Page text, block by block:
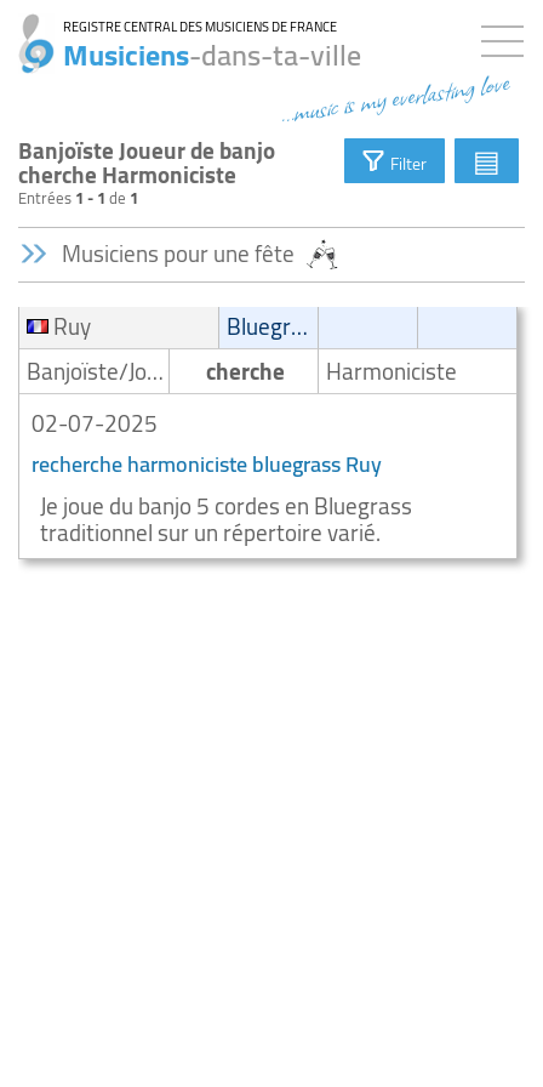
REGISTRE CENTRAL DES MUSICIENS DE FRANCE
Musiciens-dans-ta-ville
...music is my everlasting love
Banjoïste Joueur de banjo
cherche Harmoniciste
Entrées1 - 1de 1
Filter ▤
Musiciens pour une fête
Ruy
Bluegrass
Banjoïste/Joueur de banjo
cherche
Harmoniciste
02-07-2025
recherche harmoniciste bluegrass Ruy
Je joue du banjo 5 cordes en Bluegrass
traditionnel sur un répertoire varié.